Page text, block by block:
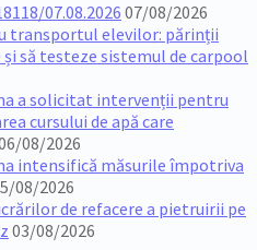
07.08.2026 07/08/2026
transportul elevilor: părinții
să testeze sistemul de carpool
a solicitat intervenții pentru
cursului de apă care
08/2026
intensifică măsurile împotriva
08/2026
de refacere a pietruirii pe
03/08/2026